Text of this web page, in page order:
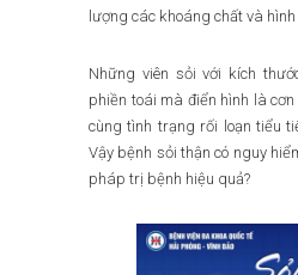
lượng các khoáng chất và
Những viên sỏi với kích
phiền toái mà điển hình là
cùng tình trạng rối loạn tiểu
Vậy bệnh sỏi thận có nguy
pháp trị bệnh hiệu quả?